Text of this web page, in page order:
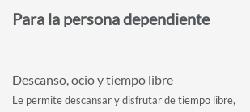
Para la persona dependiente
Descanso, ocio y tiempo libre
Le permite descansar y disfrutar de tiempo libre,